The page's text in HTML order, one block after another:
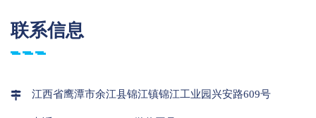
联系信息
江西省鹰潭市余江县锦江镇锦江工业园兴安路609号